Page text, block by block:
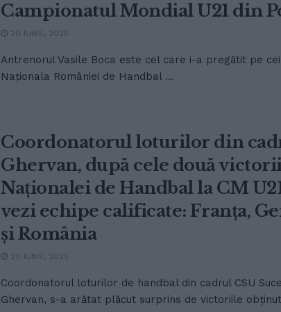
Campionatul Mondial U21 din
20 IUNIE, 2025
Antrenorul Vasile Boca este cel care i-a pregătit pe
Naționala României de Handbal ...
Coordonatorul loturilor din
Ghervan, după cele două
Naționalei de Handbal la CM
vezi echipe calificate: Franța,
și România
20 IUNIE, 2025
Coordonatorul loturilor de handbal din cadrul CSU
Ghervan, s-a arătat plăcut surprins de victoriile